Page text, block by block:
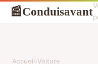
📰Conduisavant
Accueil›Voiture